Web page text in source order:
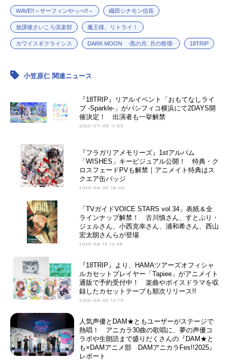
今期アニメ曜日別一覧
春アニメ 夏アニメ
男性声優/女性声優一覧
FOLLOW US
WAVE!!～サーフィンやっぺ!!～ 織田シナモン信長
放課後さいころ倶楽部 魔王様、リトライ！
カワイスギクライシス DARK MOON -黒の月: 月の祭壇- 18TRIP
小笠原仁 関連ニュース
『18TRIP』リアルイベント「おもてなしライ
ブ -Sparkle-」がパシフィコ横浜にて2DAYS開
催決定！ 出演者も一挙解禁
2025-07-09 11:55
『フラガリアメモリーズ』1stアルバム
「WISHES」キービジュアル公開！ 特典・ク
ロスフェードPVも解禁｜アニメイト特典はス
クエア缶バッジ
2025-06-20 18:00
「TVガイドVOICE STARS vol.34」表紙＆全
ラインナップ解禁！ 古川慎さん、すとぷり・
ジェルさん、小西克幸さん、浦和希さん、西山
宏太朗さんらが登場
2025-06-12 14:35
『18TRIP』より、HAMAツアーズオフィシャ
ルカセットプレイヤー「Tapiee」がアニメイト
通販で予約受付中！ 楽曲やボイスドラマを収
録したカセットテープも順次リリース!!
2025-06-02 14:10
人気声優とDAM★ともユーザーがステージで
熱唱！ アニカラ30曲の歌唱に、夢の声優コ
ラボや生朗読まで盛りだくさんの『DAM★と
も×DAMアニメ部 DAMアニカラFes!!2025』
レポート